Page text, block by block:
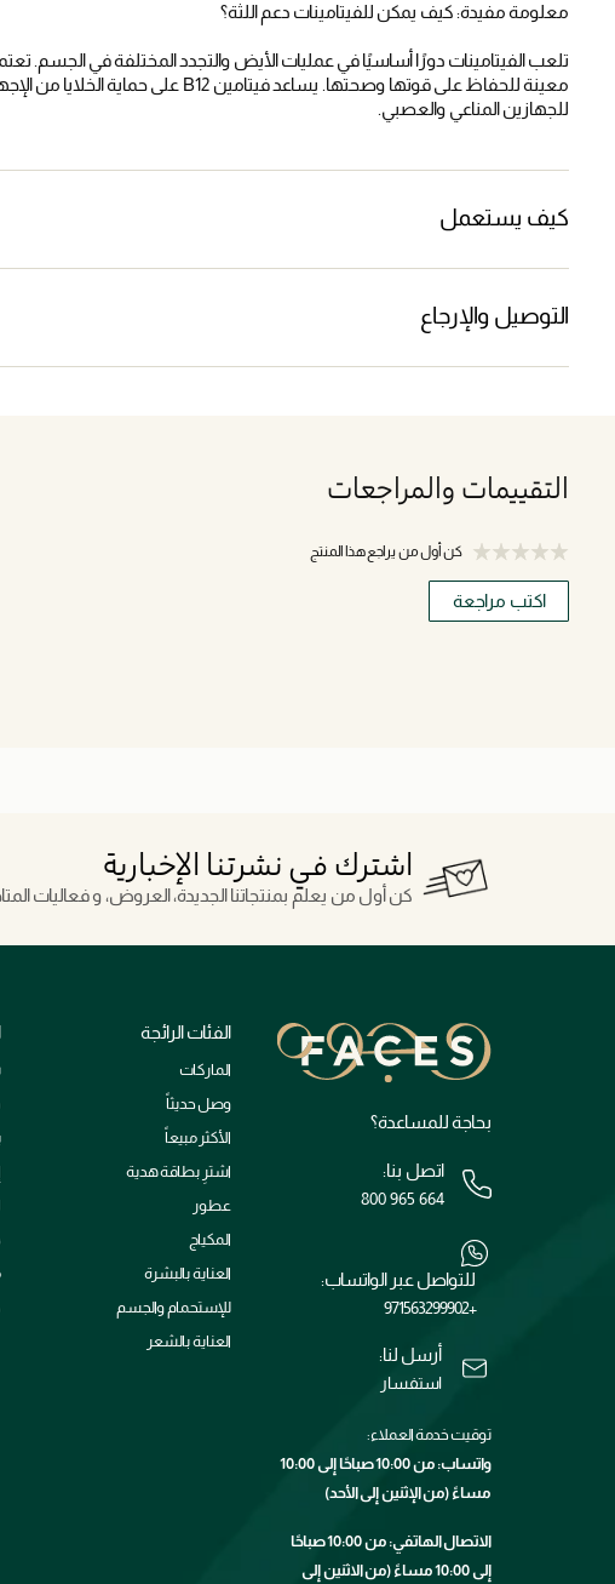
معلومة مفيدة: كيف يمكن للفيتامينات دعم اللثة؟
تلعب الفيتامينات دورًا أساسيًا في عمليات الأيض والتجدد المختلفة في الجسم.
للجهازين المناعي والعصبي.
كيف يستعمل
التوصيل والإرجاع
التقييمات والمراجعات
كن أول من يراجع هذا المنتج
اكتب مراجعة
اشترك في نشرتنا الإخبارية
كن أول من يعلم بمنتجاتنا الجديدة، العروض، و فعاليات
بحاجة للمساعدة؟
اتصل بنا:
800 965 664
للتواصل عبر الواتساب:
+971563299902
أرسل لنا:
استفسار
توقيت خدمة العملاء:
واتساب: من 10:00 صباحًا إلى 10:00
مساءً (من الإثنين إلى الأحد)
الاتصال الهاتفي: من 10:00 صباحًا
إلى 10:00 مساءً (من الاثنين إلى
الفئات الرائجة
الماركات
وصل حديثاً
الأكثر مبيعاً
اشترِ بطاقة هدية
عطور
المكياج
العناية بالبشرة
للإستحمام والجسم
العناية بالشعر